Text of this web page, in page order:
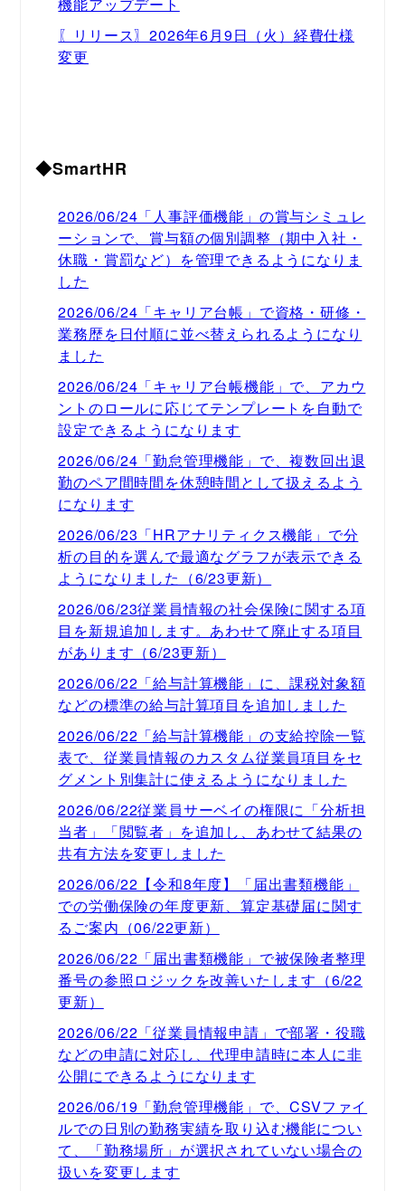
〖リリース〗2026年6月9日（火）経費仕様
変更
◆SmartHR
2026/06/24「人事評価機能」の賞与シミュレ
ーションで、賞与額の個別調整（期中入社・
休職・賞罰など）を管理できるようになりま
した
2026/06/24「キャリア台帳」で資格・研修・
業務歴を日付順に並べ替えられるようになり
ました
2026/06/24「キャリア台帳機能」で、アカウ
ントのロールに応じてテンプレートを自動で
設定できるようになります
2026/06/24「勤怠管理機能」で、複数回出退
勤のペア間時間を休憩時間として扱えるよう
になります
2026/06/23「HRアナリティクス機能」で分
析の目的を選んで最適なグラフが表示できる
ようになりました（6/23更新）
2026/06/23従業員情報の社会保険に関する項
目を新規追加します。あわせて廃止する項目
があります（6/23更新）
2026/06/22「給与計算機能」に、課税対象額
などの標準の給与計算項目を追加しました
2026/06/22「給与計算機能」の支給控除一覧
表で、従業員情報のカスタム従業員項目をセ
グメント別集計に使えるようになりました
2026/06/22従業員サーベイの権限に「分析担
当者」「閲覧者」を追加し、あわせて結果の
共有方法を変更しました
2026/06/22【令和8年度】「届出書類機能」
での労働保険の年度更新、算定基礎届に関す
るご案内（06/22更新）
2026/06/22「届出書類機能」で被保険者整理
番号の参照ロジックを改善いたします（6/22
更新）
2026/06/22「従業員情報申請」で部署・役職
などの申請に対応し、代理申請時に本人に非
公開にできるようになります
2026/06/19「勤怠管理機能」で、CSVファイ
ルでの日別の勤務実績を取り込む機能につい
て、「勤務場所」が選択されていない場合の
扱いを変更します